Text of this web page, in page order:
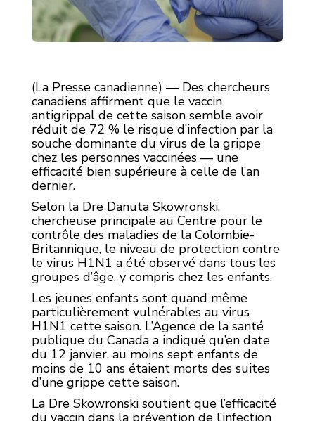
(La Presse canadienne) — Des chercheurs
canadiens affirment que le vaccin
antigrippal de cette saison semble avoir
réduit de 72 % le risque d’infection par la
souche dominante du virus de la grippe
chez les personnes vaccinées — une
efficacité bien supérieure à celle de l’an
dernier.
Selon la Dre Danuta Skowronski,
chercheuse principale au Centre pour le
contrôle des maladies de la Colombie-
Britannique, le niveau de protection contre
le virus H1N1 a été observé dans tous les
groupes d’âge, y compris chez les enfants.
Les jeunes enfants sont quand même
particulièrement vulnérables au virus
H1N1 cette saison. L’Agence de la santé
publique du Canada a indiqué qu’en date
du 12 janvier, au moins sept enfants de
moins de 10 ans étaient morts des suites
d’une grippe cette saison.
La Dre Skowronski soutient que l’efficacité